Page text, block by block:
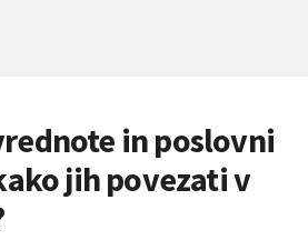
in poslovni
jih povezati v